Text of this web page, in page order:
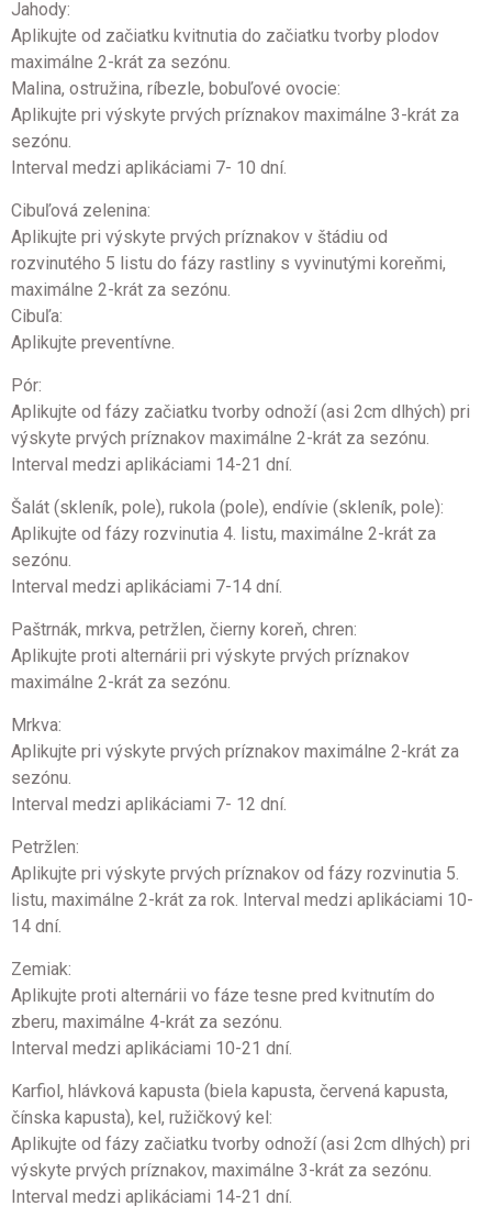
Jahody:
Aplikujte od začiatku kvitnutia do začiatku tvorby plodov
maximálne 2-krát za sezónu.
Malina, ostružina, ríbezle, bobuľové ovocie:
Aplikujte pri výskyte prvých príznakov maximálne 3-krát za
sezónu.
Interval medzi aplikáciami 7- 10 dní.
Cibuľová zelenina:
Aplikujte pri výskyte prvých príznakov v štádiu od
rozvinutého 5 listu do fázy rastliny s vyvinutými koreňmi,
maximálne 2-krát za sezónu.
Cibuľa:
Aplikujte preventívne.
Pór:
Aplikujte od fázy začiatku tvorby odnoží (asi 2cm dlhých) pri
výskyte prvých príznakov maximálne 2-krát za sezónu.
Interval medzi aplikáciami 14-21 dní.
Šalát (skleník, pole), rukola (pole), endívie (skleník, pole):
Aplikujte od fázy rozvinutia 4. listu, maximálne 2-krát za
sezónu.
Interval medzi aplikáciami 7-14 dní.
Paštrnák, mrkva, petržlen, čierny koreň, chren:
Aplikujte proti alternárii pri výskyte prvých príznakov
maximálne 2-krát za sezónu.
Mrkva:
Aplikujte pri výskyte prvých príznakov maximálne 2-krát za
sezónu.
Interval medzi aplikáciami 7- 12 dní.
Petržlen:
Aplikujte pri výskyte prvých príznakov od fázy rozvinutia 5.
listu, maximálne 2-krát za rok. Interval medzi aplikáciami 10-
14 dní.
Zemiak:
Aplikujte proti alternárii vo fáze tesne pred kvitnutím do
zberu, maximálne 4-krát za sezónu.
Interval medzi aplikáciami 10-21 dní.
Karfiol, hlávková kapusta (biela kapusta, červená kapusta,
čínska kapusta), kel, ružičkový kel:
Aplikujte od fázy začiatku tvorby odnoží (asi 2cm dlhých) pri
výskyte prvých príznakov, maximálne 3-krát za sezónu.
Interval medzi aplikáciami 14-21 dní.